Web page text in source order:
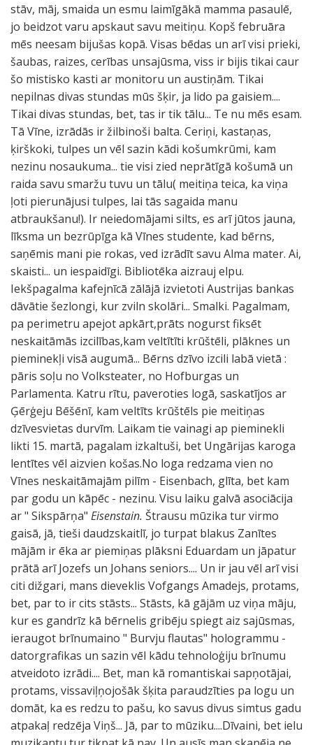
stāv, māj, smaida un esmu laimīgākā mamma pasaulē,
jo beidzot varu apskaut savu meitiņu. Kopš februāra
mēs neesam bijušas kopā. Visas bēdas un arī visi prieki,
šaubas, raizes, cerības unsajūsma, viss ir bijis tikai caur
šo mistisko kasti ar monitoru un austiņām. Tikai
nepilnas divas stundas mūs šķir, ja lido pa gaisiem....
Tikai divas stundas, bet, tas ir tik tālu... Te nu mēs esam.
Tā Vīne, izrādās ir žilbinoši balta. Ceriņi, kastaņas,
ķirškoki, tulpes un vēl sazin kādi košumkrūmi, kam
nezinu nosaukuma... tie visi zied neprātīgā košumā un
raida savu smaržu tuvu un tālu( meitiņa teica, ka viņa
ļoti pierunājusi tulpes, lai tās sagaida manu
atbraukšanu!). Ir neiedomājami silts, es arī jūtos jauna,
līksma un bezrūpīga kā Vīnes studente, kad bērns,
saņēmis mani pie rokas, ved izrādīt savu Alma mater. Ai,
skaisti... un iespaidīgi. Bibliotēka aizrauj elpu.
Iekšpagalma kafejnīcā zālājā izvietoti Austrijas bankas
dāvātie šezlongi, kur zviln skolāri... Smalki. Pagalmam,
pa perimetru apejot apkārt,prāts nogurst fiksēt
neskaitāmās izcilības,kam veltītīti krūštēli, plāknes un
pieminekļi visā augumā... Bērns dzīvo izcili labā vietā :
pāris soļu no Volksteater, no Hofburgas un
Parlamenta. Katru rītu, paveroties logā, saskatījos ar
Ģērģeju Bēšēnī, kam veltīts krūštēls pie meitiņas
dzīvesvietas durvīm. Laikam tie vainagi ap pieminekli
likti 15. martā, pagalam izkaltuši, bet Ungārijas karoga
lentītes vēl aizvien košas.No loga redzama vien no
Vīnes neskaitāmajām pilīm - Eisenbach, glīta, bet kam
par godu un kāpēc - nezinu. Visu laiku galvā asociācija
ar " Sikspārņa" Eisenstain. Štrausu mūzika tur virmo
gaisā, jā, tieši daudzskaitlī, jo turpat blakus Zanītes
mājām ir ēka ar piemiņas plāksni Eduardam un jāpatur
prātā arī Jozefs un Johans seniors.... Un ir jau vēl arī visi
citi dižgari, mans dieveklis Vofgangs Amadejs, protams,
bet, par to ir cits stāsts... Stāsts, kā gājām uz viņa māju,
kur es gandrīz kā bērnelis gribēju spiegt aiz sajūsmas,
ieraugot brīnumaino " Burvju flautas" hologrammu -
datorgrafikas un sazin vēl kādu tehnoloģiju brīnumu
atveidoto izrādi.... Bet, man kā romantiskai sapņotājai,
protams, vissaviļņojošāk šķita paraudzīties pa logu un
domāt, ka es redzu to pašu, ko savus divus simtus gadu
atpakaļ redzēja Viņš... Jā, par to mūziku....Dīvaini, bet ielu